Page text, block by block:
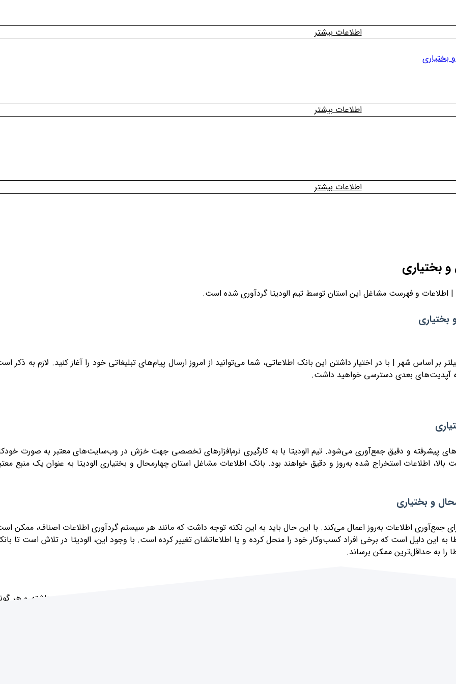
اطلاعات بیشتر
بختیاری
اطلاعات بیشتر
اطلاعات بیشتر
بختیاری
اطلاعات و فهرست مشاغل این استان توسط تیم الودیتا گردآوری شده است.
بختیاری
اساس شهر | با در اختیار داشتن این بانک اطلاعاتی، شما می‌توانید از امروز ارسال پیام‌های تبلیغاتی خود را آغاز کنید. لازم به ذکر
آپدیت‌های بعدی دسترسی خواهید داشت.
پیشرفته و دقیق جمع‌آوری می‌شود. تیم الودیتا با به کارگیری نرم‌افزارهای تخصصی جهت خزش در وب‌سایت‌های معتبر به صورت
اطلاعات استخراج شده به‌روز و دقیق خواهند بود. بانک اطلاعات مشاغل استان چهارمحال و بختیاری الودیتا به عنوان یک منبع
و بختیاری
جمع‌آوری اطلاعات به‌روز اعمال می‌کند. با این حال باید به این نکته توجه داشت که مانند هر سیستم گردآوری اطلاعات اصناف، ممکن
این دلیل است که برخی افراد کسب‌وکار خود را منحل کرده و یا اطلاعاتشان تغییر کرده است. با وجود این، الودیتا در تلاش است تا
را به حداقل‌ترین ممکن برساند.
می‌شود. به‌روزرسانی در این سه بازه زمانی به کاربران این اطمینان را می‌دهد که به جدیدترین اطلاعات دسترسی داشته و هر